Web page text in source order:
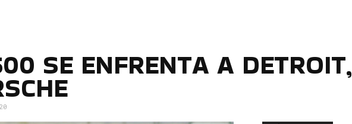
SE ENFRENTA A DETROIT,